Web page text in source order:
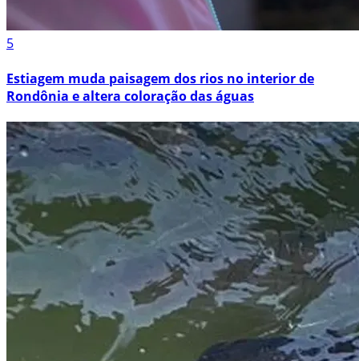
5
Estiagem muda paisagem dos rios no interior de
Rondônia e altera coloração das águas